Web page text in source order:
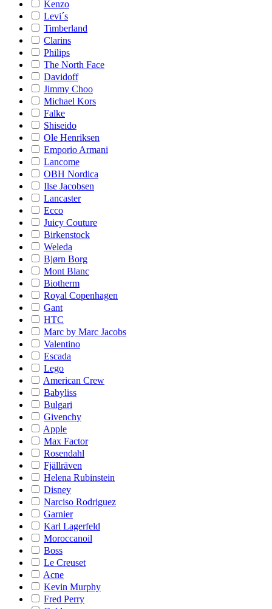
Kenzo
Levi´s
Timberland
Clarins
Philips
The North Face
Davidoff
Jimmy Choo
Michael Kors
Falke
Shiseido
Ole Henriksen
Emporio Armani
Lancome
OBH Nordica
Ilse Jacobsen
Lancaster
Ecco
Juicy Couture
Birkenstock
Weleda
Bjørn Borg
Mont Blanc
Biotherm
Royal Copenhagen
Gant
HTC
Marc by Marc Jacobs
Valentino
Escada
Lego
American Crew
Babyliss
Bulgari
Givenchy
Apple
Max Factor
Rosendahl
Fjällräven
Helena Rubinstein
Disney
Narciso Rodriguez
Garnier
Karl Lagerfeld
Moroccanoil
Boss
Le Creuset
Acne
Kevin Murphy
Fred Perry